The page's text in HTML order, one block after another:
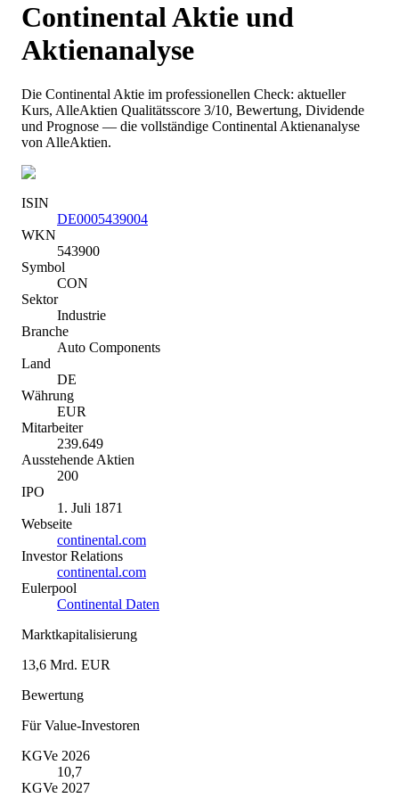
ContinentalAktie und
Aktienanalyse
Die Continental Aktie im professionellen Check: aktueller
Kurs, AlleAktien Qualitätsscore 3/10, Bewertung, Dividende
und Prognose — die vollständige Continental Aktienanalyse
von AlleAktien.
ISIN
DE0005439004
WKN
543900
Symbol
CON
Sektor
Industrie
Branche
Auto Components
Land
DE
Währung
EUR
Mitarbeiter
239.649
Ausstehende Aktien
200
IPO
1. Juli 1871
Webseite
continental.com
Investor Relations
continental.com
Eulerpool
Continental Daten
Marktkapitalisierung
13,6 Mrd. EUR
Bewertung
Für Value-Investoren
KGVe 2026
10,7
KGVe 2027